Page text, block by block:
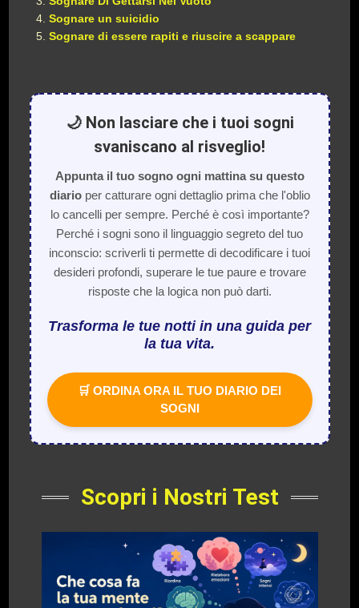
Sognare un suicidio
Sognare di essere rapiti e riuscire a scappare
🌙 Non lasciare che i tuoi sogni
svaniscano al risveglio!
Appunta il tuo sogno ogni mattina su questo
diarioper catturare ogni dettaglio prima che l'oblio
lo cancelli per sempre. Perché è così importante?
Perché i sogni sono il linguaggio segreto del tuo
inconscio: scriverli ti permette di decodificare i tuoi
desideri profondi, superare le tue paure e trovare
risposte che la logica non può darti.
Trasforma le tue notti in una guida per
la tua vita.
🛒 ORDINA ORA IL TUO DIARIO DEI
SOGNI
Scopri i Nostri Test